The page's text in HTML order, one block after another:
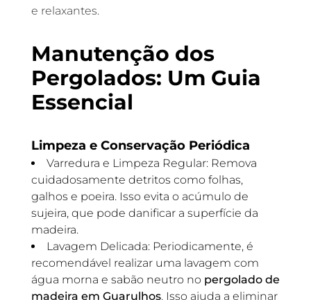
e relaxantes.
Manutenção dos
Pergolados: Um Guia
Essencial
Limpeza e Conservação Periódica
Varredura e Limpeza Regular: Remova
cuidadosamente detritos como folhas,
galhos e poeira. Isso evita o acúmulo de
sujeira, que pode danificar a superfície da
madeira.
Lavagem Delicada: Periodicamente, é
recomendável realizar uma lavagem com
água morna e sabão neutro no pergolado de
madeira em Guarulhos. Isso ajuda a eliminar